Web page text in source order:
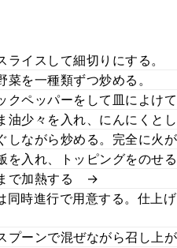
イスして細切りにする。
を一種類ずつ炒める。
ペッパーをして皿によけて
少々を入れ、にんにくとし
ながら炒める。完全に火
入れ、トッピングをのせる
まで加熱する →
時進行で用意する。仕上
プーンで混ぜながら召し上